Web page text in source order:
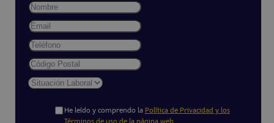
He leído y comprendo la Política de Privacidad y los